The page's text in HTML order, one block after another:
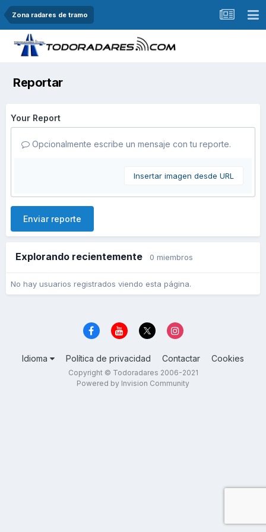
Zona radares de tramo
Reportar
Your Report
Opcionalmente escribe un mensaje con tu reporte.
Insertar imagen desde URL
Enviar reporte
Explorando recientemente 0 miembros
No hay usuarios registrados viendo esta página.
Idioma Política de privacidad Contactar Cookies
Copyright © Todoradares 2006-2021
Powered by Invision Community